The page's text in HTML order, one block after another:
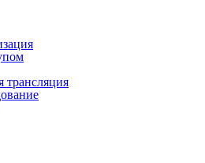
трансляция